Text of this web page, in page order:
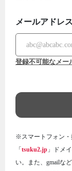
メールアドレス
登録不可能なメー
※スマートフォン・
「 tsuku2.jp 」ドメ
い。また、gmailな